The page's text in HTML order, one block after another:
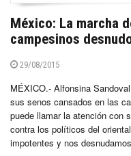
México: La marcha
campesinos
29/08/2015
MÉXICO.- Alfonsina
sus senos cansados en las
puede llamar la atención con
contra los políticos del
impotentes y nos